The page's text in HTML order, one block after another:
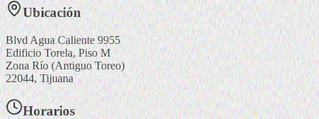
Ubicación
Blvd Agua Caliente 9955
Edificio Torela, Piso M
Zona Río (Antiguo Toreo)
22044,Tijuana
Horarios